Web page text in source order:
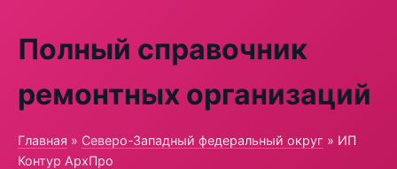
Полный справочник
ремонтных организаций
Главная » Северо-Западный федеральный округ » ИП
Контур АрхПро